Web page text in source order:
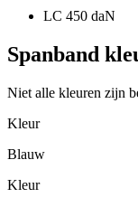
LC 450 daN
Spanband
Niet alle kleuren zijn
Kleur
Blauw
Kleur